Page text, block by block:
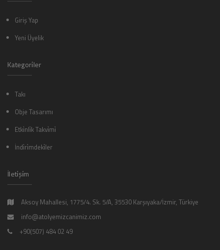
Giriş Yap
Yeni Üyelik
Kategori̇ler
Takı
Obje Tasarımı
Etki̇nli̇k Takvi̇mi̇
İndi̇ri̇mdeki̇ler
İleti̇şi̇m
Aksoy Mahallesi, 1775/4. Sk. 5/A, 35530 Karşıyaka/İzmir, Türkiye
info@atolyemizcanimiz.com
+90(507) 484 02 49